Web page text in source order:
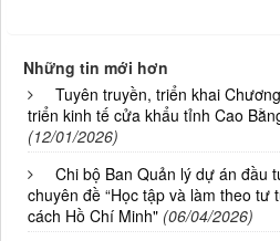
Những tin mới hơn
Tuyên truyền, triển khai
triển kinh tế cửa khẩu tỉnh Cao
(12/01/2026)
Chi bộ Ban Quản lý dự án đầu
chuyên đề “Học tập và làm theo tư
cách Hồ Chí Minh" (06/04/2026)